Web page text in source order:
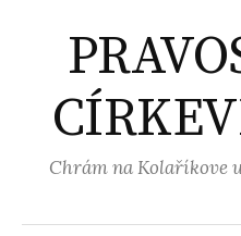
obsahu
webu
Chrám na Kolaříkove